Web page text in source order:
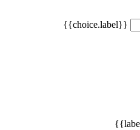
{{choice.label}}